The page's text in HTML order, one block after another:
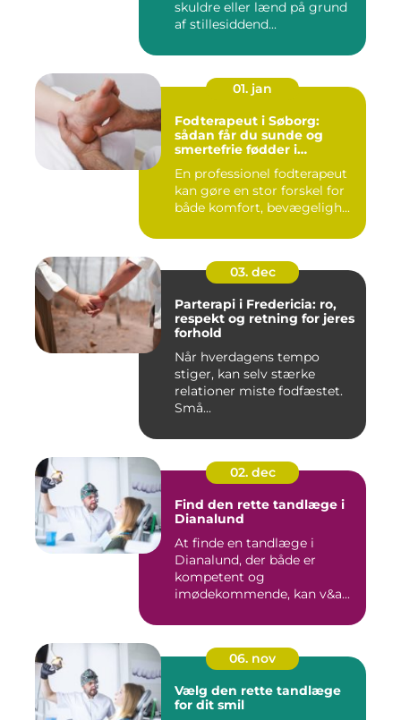
skuldre eller lænd på grund
af stillesiddend...
01. jan
Fodterapeut i Søborg:
sådan får du sunde og
smertefrie fødder i
En professionel fodterapeut
kan gøre en stor forskel for
både komfort, bevægeligh...
03. dec
Parterapi i Fredericia: ro,
respekt og retning for jeres
forhold
Når hverdagens tempo
stiger, kan selv stærke
relationer miste fodfæstet.
Små...
02. dec
Find den rette tandlæge i
Dianalund
At finde en tandlæge i
Dianalund, der både er
kompetent og
imødekommende, kan v&a...
06. nov
Vælg den rette tandlæge
for dit smil